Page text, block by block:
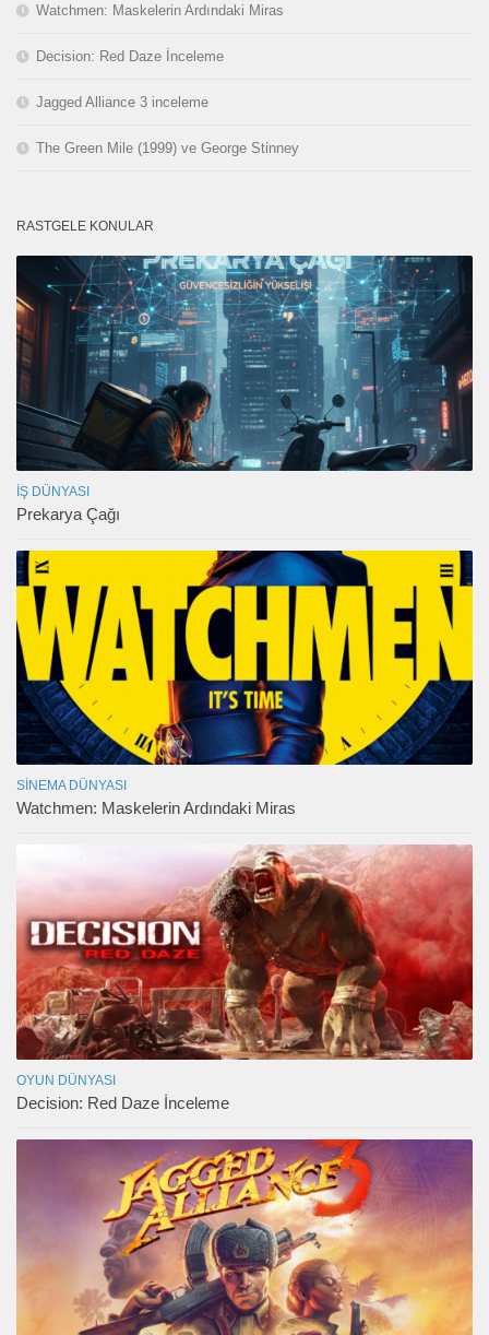
Watchmen: Maskelerin Ardındaki Miras
Decision: Red Daze İnceleme
Jagged Alliance 3 inceleme
The Green Mile (1999) ve George Stinney
RASTGELE KONULAR
İŞ DÜNYASI
Prekarya Çağı
SINEMA DÜNYASI
Watchmen: Maskelerin Ardındaki Miras
OYUN DÜNYASI
Decision: Red Daze İnceleme